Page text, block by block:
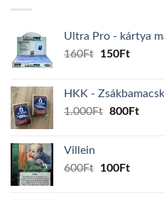
Ultra Pro - kártya
160Ft
Original
160Ft.
150FtCurrent
150Ft.
HKK -
1.000Ft Original
800Ft
Villein
600Ft
Original
100FtCurrent